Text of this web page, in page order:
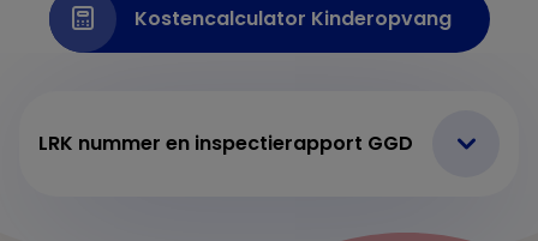
Kostencalculator Kinderopvang
LRK nummer en inspectierapport GGD